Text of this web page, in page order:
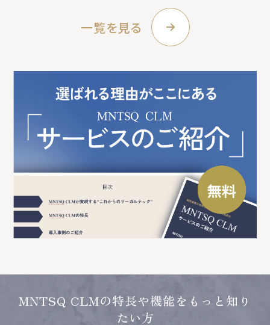
一覧を見る
MNTSQ CLMの特長や機能をもっと知り
たい方